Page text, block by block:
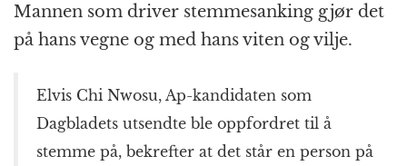
Mannen som driver stemmesanking gjør det
på hans vegne og med hans viten og vilje.
Elvis Chi Nwosu, Ap-kandidaten som
Dagbladets utsendte ble oppfordret til å
stemme på, bekrefter at det står en person på